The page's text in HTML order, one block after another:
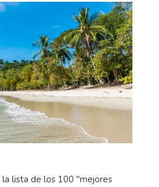
la lista de los 100 "mejores